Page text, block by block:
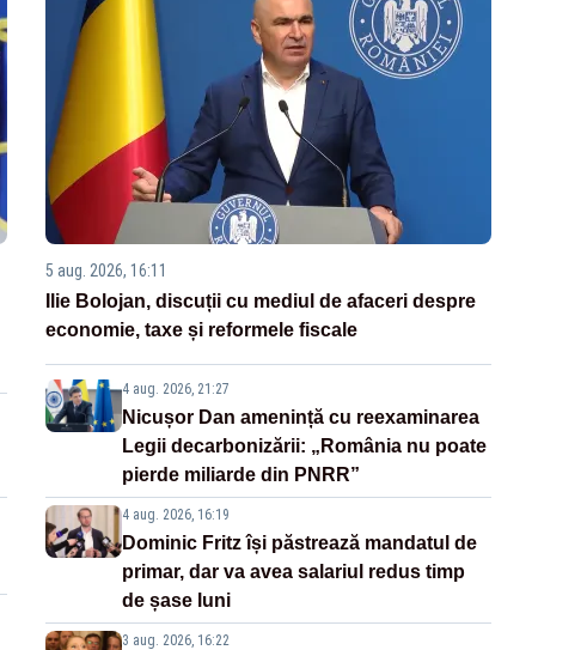
5 aug. 2026, 16:11
Ilie Bolojan, discuții cu mediul de afaceri despre
economie, taxe și reformele fiscale
4 aug. 2026, 21:27
Nicușor Dan amenință cu reexaminarea
Legii decarbonizării: „România nu poate
pierde miliarde din PNRR”
4 aug. 2026, 16:19
Dominic Fritz își păstrează mandatul de
primar, dar va avea salariul redus timp
de șase luni
3 aug. 2026, 16:22